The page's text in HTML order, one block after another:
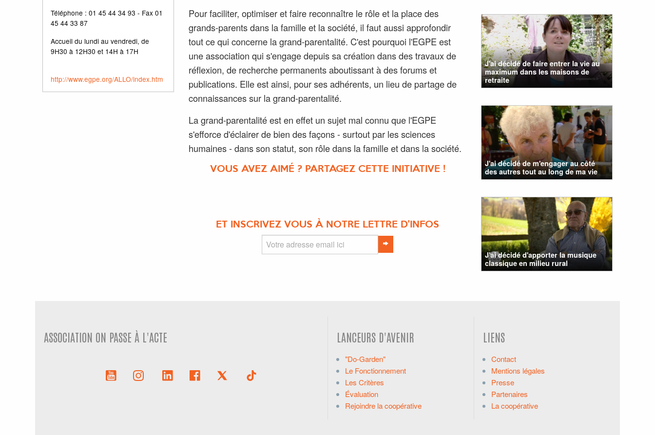
Téléphone : 01 45 44 34 93 - Fax 01
45 44 33 87
Accueil du lundi au vendredi, de
9H30 à 12H30 et 14H à 17H
http://www.egpe.org/ALLO/index.htm
Pour faciliter, optimiser et faire reconnaître le rôle et la place des
grands-parents dans la famille et la société, il faut aussi approfondir
tout ce qui concerne la grand-parentalité. C'est pourquoi l'EGPE est
une association qui s'engage depuis sa création dans des travaux de
réflexion, de recherche permanents aboutissant à des forums et
publications. Elle est ainsi, pour ses adhérents, un lieu de partage de
connaissances sur la grand-parentalité.
La grand-parentalité est en effet un sujet mal connu que l'EGPE
s'efforce d'éclairer de bien des façons - surtout par les sciences
humaines - dans son statut, son rôle dans la famille et dans la société.
VOUS AVEZ AIMÉ ? PARTAGEZ CETTE INITIATIVE !
ET INSCRIVEZ VOUS À NOTRE LETTRE D'INFOS
J'ai décidé de faire entrer la vie au
maximum dans les maisons de
retraite
J'ai décidé de m'engager au côté
des autres tout au long de ma vie
J'ai décidé d'apporter la musique
classique en milieu rural
ASSOCIATION ON PASSE À L'ACTE LANCEURS D'AVENIR
"Do-Garden"
Le Fonctionnement
Les Critères
Évaluation
Rejoindre la coopérative
LIENS
Contact
Mentions légales
Presse
Partenaires
La coopérative